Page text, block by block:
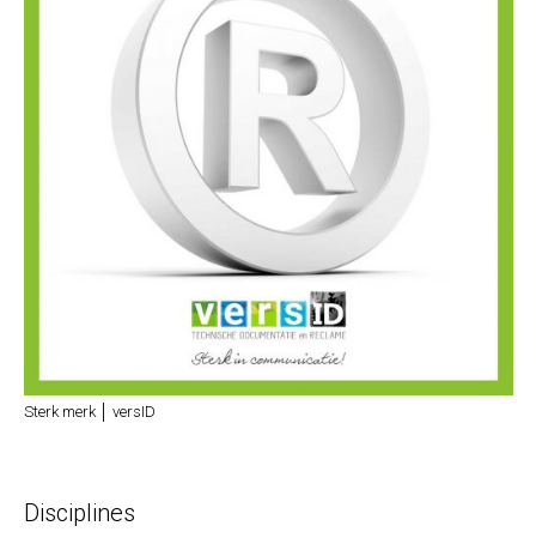
Sterk merk │ versID
Disciplines